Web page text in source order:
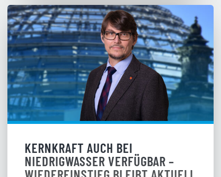
KERNKRAFT AUCH BEI
NIEDRIGWASSER VERFÜGBAR –